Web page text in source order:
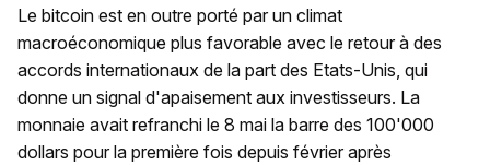
Le bitcoin est en outre porté par un climat
macroéconomique plus favorable avec le retour à des
accords internationaux de la part des Etats-Unis, qui
donne un signal d'apaisement aux investisseurs. La
monnaie avait refranchi le 8 mai la barre des 100'000
dollars pour la première fois depuis février après